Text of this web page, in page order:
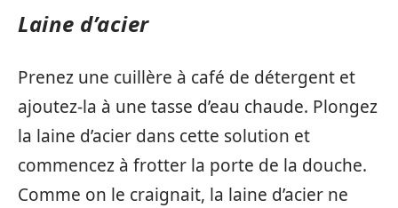
Laine d’acier
Prenez une cuillère à café de détergent et
ajoutez-la à une tasse d’eau chaude. Plongez
la laine d’acier dans cette solution et
commencez à frotter la porte de la douche.
Comme on le craignait, la laine d’acier ne